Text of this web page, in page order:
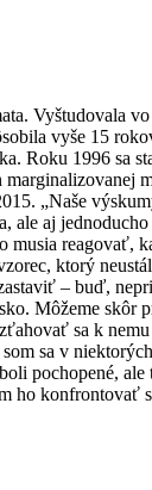
Vyštudovala
vyše 15
1996 sa
„Naše
aj
reagovať,
ktorý
– buď,
Môžeme
sa k
sa v
pochopené,
ho